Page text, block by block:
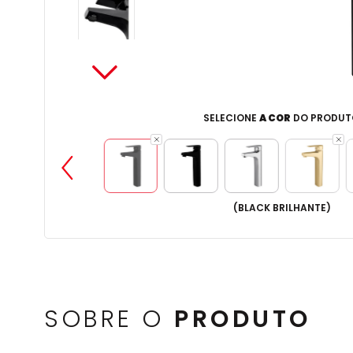
SELECIONE A COR DO
(BLACK BRILHANTE)
SOBRE O PRODUTO